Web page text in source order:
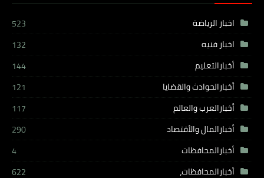
اخبار الرياضة
523
اخبار فنيه
132
أخبارالتعليم
144
أخبارالحوادث والقضايا
121
أخبارالعرب والعالم
117
أخبارالمال والأقتصاد
290
أخبارالمحافظات
4
أخبارالمحافظات،
622